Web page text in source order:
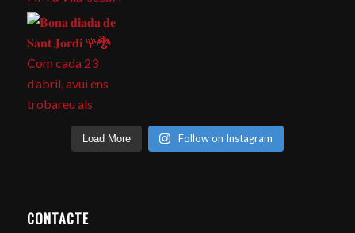
Load More Follow on Instagram
CONTACTE